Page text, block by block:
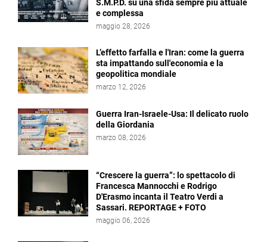
S.M.P.D. su una sfida sempre più attuale
e complessa
maggio 28, 2026
L’effetto farfalla e l'Iran: come la guerra
sta impattando sull'economia e la
geopolitica mondiale
marzo 12, 2026
Guerra Iran-Israele-Usa: Il delicato ruolo
della Giordania
marzo 08, 2026
“Crescere la guerra”: lo spettacolo di
Francesca Mannocchi e Rodrigo
D'Erasmo incanta il Teatro Verdi a
Sassari. REPORTAGE + FOTO
maggio 06, 2026